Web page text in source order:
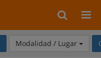
Modalidad / Lugar